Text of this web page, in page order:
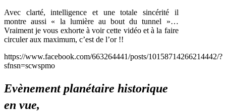
Avec clarté, intelligence et une totale sincérité il
montre aussi « la lumière au bout du tunnel »…
Vraiment je vous exhorte à voir cette vidéo et à la faire
circuler aux maximum, c’est de l’or !!
https://www.facebook.com/663264441/posts/10158714266214442/?
sfnsn=scwspmo
Evènement planétaire historique
en vue,